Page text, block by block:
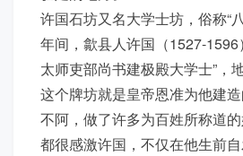
许国石坊又名大学士坊，俗称“
年间，歙县人许国（1527-1596
太师吏部尚书建极殿大学士”，
这个牌坊就是皇帝恩准为他建
不阿，做了许多为百姓所称道
都很感激许国，不仅在他生前